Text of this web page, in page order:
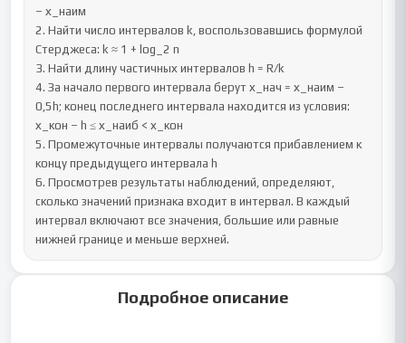
– х_наим
2. Найти число интервалов k, воспользовавшись формулой
Стерджеса: k ≈ 1 + log_2 n
3. Найти длину частичных интервалов h = R/k
4. За начало первого интервала берут х_нач = х_наим –
0,5h; конец последнего интервала находится из условия:
х_кон – h ≤ х_наиб < х_кон
5. Промежуточные интервалы получаются прибавлением к
концу предыдущего интервала h
6. Просмотрев результаты наблюдений, определяют,
сколько значений признака входит в интервал. В каждый
интервал включают все значения, большие или равные
нижней границе и меньше верхней.
Подробное описание